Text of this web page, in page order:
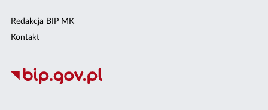
Redakcja BIP MK
Kontakt